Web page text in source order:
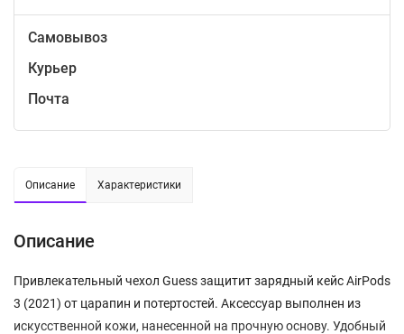
Самовывоз
Курьер
Почта
Описание Характеристики
Описание
Привлекательный чехол Guess защитит зарядный кейс AirPods
3 (2021) от царапин и потертостей. Аксессуар выполнен из
искусственной кожи, нанесенной на прочную основу. Удобный